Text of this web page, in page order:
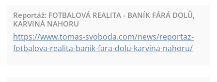
Reportáž: FOTBALOVÁ REALITA - BANÍK FÁRÁ DOLŮ,
KARVINÁ NAHORU
https://www.tomas-svoboda.com/news/reportaz-
fotbalova-realita-banik-fara-dolu-karvina-nahoru/